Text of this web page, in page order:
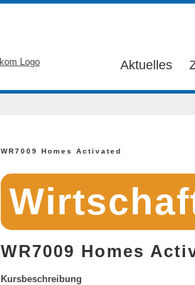
Aktuelles
WR7009 Homes Activated
WR7009 Homes
Kursbeschreibung